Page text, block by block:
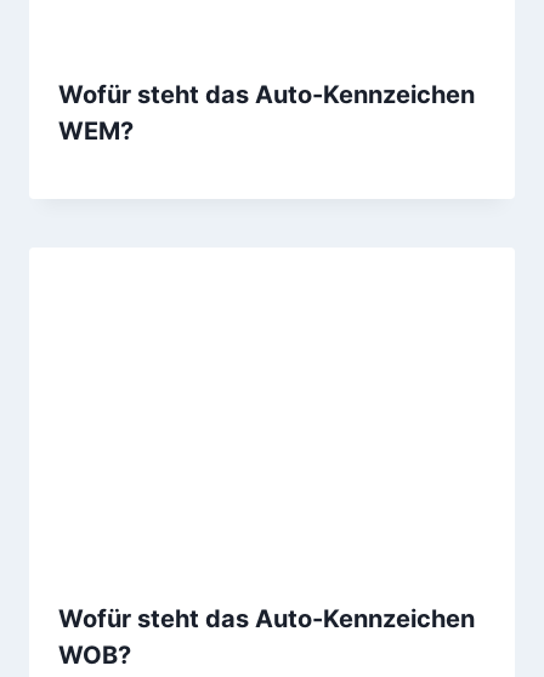
Wofür steht das Auto-Kennzeichen
WEM?
Wofür steht das Auto-Kennzeichen
WOB?